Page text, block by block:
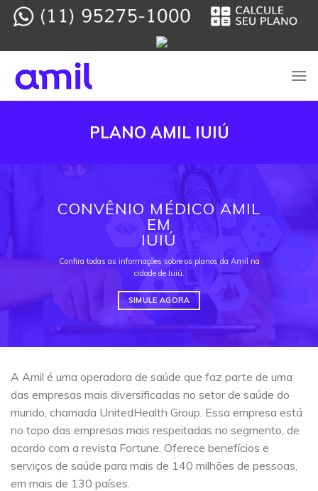
Skip
PLANO AMIL IUIÚ
CONVÊNIO MÉDICO AMIL
EM
IUIÚ
Confira todas as informações sobre os planos da Amil na
cidade de Iuiú.
SIMULE AGORA
A Amil é uma operadora de saúde que faz parte de uma
das empresas mais diversificadas no setor de saúde do
mundo, chamada UnitedHealth Group. Essa empresa está
no topo das empresas mais respeitadas no segmento, de
acordo com a revista Fortune. Oferece benefícios e
serviços de saúde para mais de 140 milhões de pessoas,
em mais de 130 países.